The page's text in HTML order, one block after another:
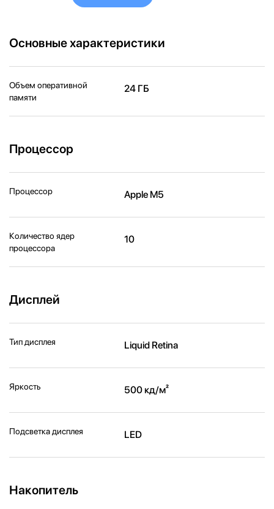
Основные характеристики
Объем оперативной
памяти
24 ГБ
Процессор
Процессор Apple M5
Количество ядер
процессора
10
Дисплей
Тип дисплея Liquid Retina
Яркость 500 кд/м²
Подсветка дисплея LED
Накопитель